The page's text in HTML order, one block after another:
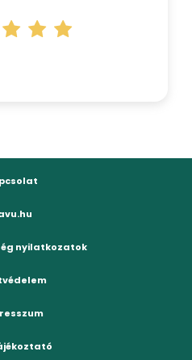
nyilatkozatok